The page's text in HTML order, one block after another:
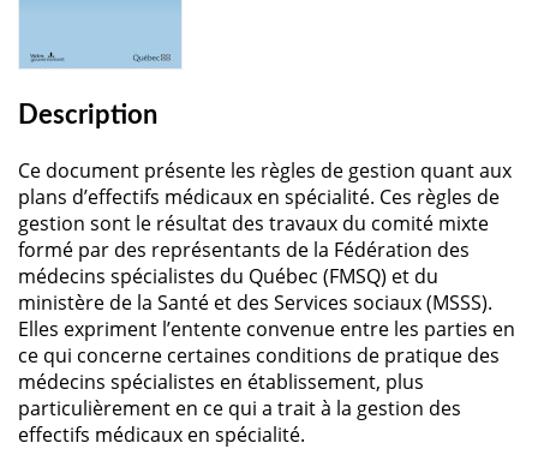
Description
Ce document présente les règles de gestion quant aux
plans d’effectifs médicaux en spécialité. Ces règles de
gestion sont le résultat des travaux du comité mixte
formé par des représentants de la Fédération des
médecins spécialistes du Québec (FMSQ) et du
ministère de la Santé et des Services sociaux (MSSS).
Elles expriment l’entente convenue entre les parties en
ce qui concerne certaines conditions de pratique des
médecins spécialistes en établissement, plus
particulièrement en ce qui a trait à la gestion des
effectifs médicaux en spécialité.